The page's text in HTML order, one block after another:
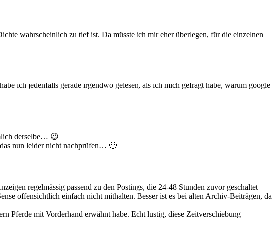
wahrscheinlich zu tief ist. Da müsste ich mir eher überlegen, für die einzelnen
ich jedenfalls gerade irgendwo gelesen, als ich mich gefragt habe, warum google
derselbe… 😉
nun leider nicht nachprüfen… 🙂
regelmässig passend zu den Postings, die 24-48 Stunden zuvor geschaltet
offensichtlich einfach nicht mithalten. Besser ist es bei alten Archiv-Beiträgen, da
Pferde mit Vorderhand erwähnt habe. Echt lustig, diese Zeitverschiebung